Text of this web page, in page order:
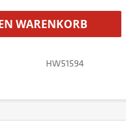
WARENKORB
HW51594